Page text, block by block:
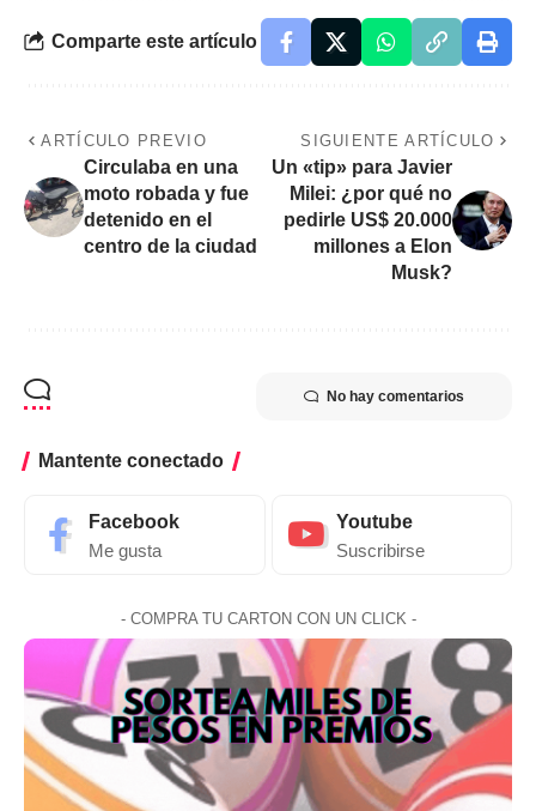
Comparte este artículo
ARTÍCULO PREVIO
Circulaba en una
moto robada y fue
detenido en el
centro de la ciudad
SIGUIENTE ARTÍCULO
Un «tip» para Javier
Milei: ¿por qué no
pedirle US$ 20.000
millones a Elon
Musk?
No hay comentarios
Mantente conectado
Facebook
Me gusta
Youtube
Suscribirse
- COMPRA TU CARTON CON UN CLICK -